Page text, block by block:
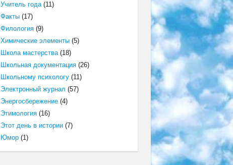
Учитель года(11)
Факты(17)
Филология(9)
Химические элементы(5)
Школа мастерства(18)
Школьная документация(26)
Школьному психологу(11)
Электронный журнал (57)
Энергосбережение(4)
Этимология(16)
Этот день в истории(7)
Юмор(1)